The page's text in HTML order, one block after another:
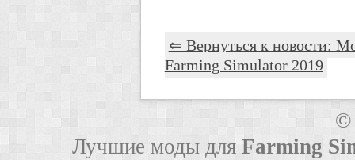
⇐ Вернуться к новости:
Farming Simulator 2019
©
Лучшие моды дляFarming